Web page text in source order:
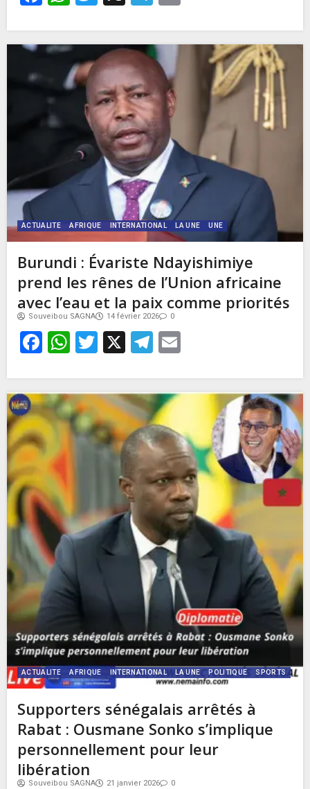
ACTUALITE AFRIQUE INTERNATIONAL LA UNE UNE
Burundi : Évariste Ndayishimiye
prend les rênes de l’Union africaine
avec l’eau et la paix comme priorités
Souveibou SAGNA 14 février 2026 0
Facebook
WhatsApp
Twitter
X Telegram
ACTUALITE AFRIQUE INTERNATIONAL LA UNE POLITIQUE SPORTS
Supporters sénégalais arrêtés à
Rabat : Ousmane Sonko s’implique
personnellement pour leur
libération
Souveibou SAGNA 21 janvier 2026 0